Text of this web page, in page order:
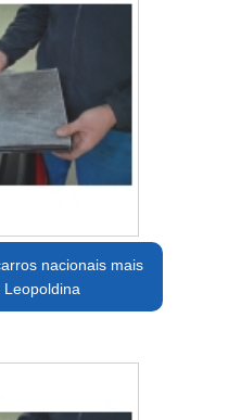
nacionais mais
Leopoldina